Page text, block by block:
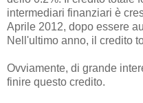
intermediari finanziari è
Aprile 2012, dopo essere
Nell'ultimo anno, il credito
Ovviamente, di grande
finire questo credito.